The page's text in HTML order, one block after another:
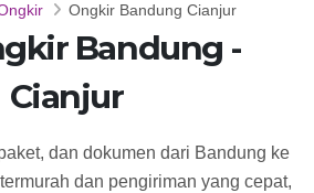
Ongkir Bandung Cianjur
Bandung -
Cianjur
dan dokumen dari Bandung ke
dan pengiriman yang cepat,